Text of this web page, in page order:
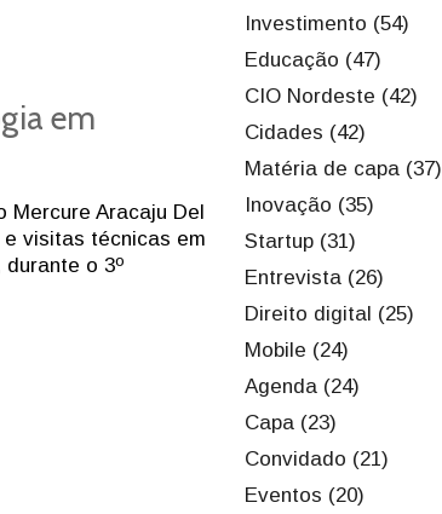
em
Mercure Aracaju Del
visitas técnicas em
o 3º
Investimento (54)
Educação (47)
CIO Nordeste (42)
Cidades (42)
Matéria de capa (37)
Inovação (35)
Startup (31)
Entrevista (26)
Direito digital (25)
Mobile (24)
Agenda (24)
Capa (23)
Convidado (21)
Eventos (20)